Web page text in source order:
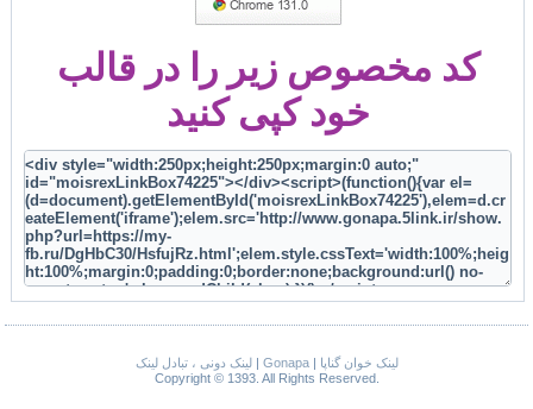
کد مخصوص زیر را در قالب
خود کپی کنید
لینک دونی ، تبادل لینک| Gonapa|
لینک خوان گناپا
Copyright © 1393. All Rights Reserved.